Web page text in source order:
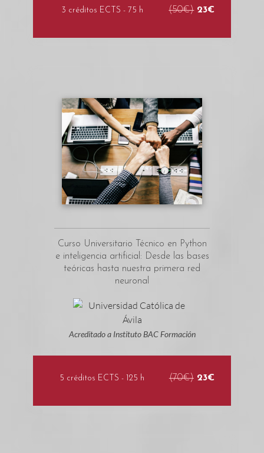
3 créditos ECTS - 75 h (50€) 23€
Curso Universitario Técnico en Python
e inteligencia artificial: Desde las bases
teóricas hasta nuestra primera red
neuronal
Acreditado a Instituto BAC Formación
5 créditos ECTS - 125 h (70€) 23€